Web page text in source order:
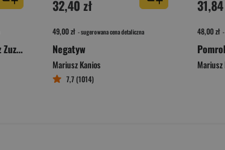
Dobry człowiek. Seriaz z Zuzanną. Tom 3
32,40 zł
49,00 zł - sugerowana cena detaliczna
Negatyw
Mariusz Kanios
7,7 (1014)
48,00 zł
Mariusz